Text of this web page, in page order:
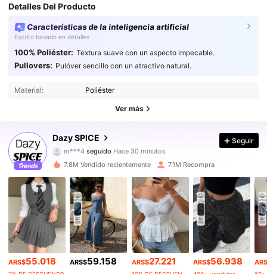
Detalles Del Producto
Características de la inteligencia artificial
Escrito basado en detalles
100% Poliéster: Textura suave con un aspecto impecable.
Pullovers: Pulóver sencillo con un atractivo natural.
Material: Poliéster
Ver más
Dazy SPICE
4,91 2M Seguidores
m***4 seguido
4,91
2M Seguidores
4,91 2M Seguidores
4,91 2M Seguidores
4,91 2M Seguidores
4,91 2M Seguidores
Seguir
7.8M Vendido recientemente 7.1M Recompra
ARS$55.018 ARS$59.158 ARS$27.221 ARS$56.938